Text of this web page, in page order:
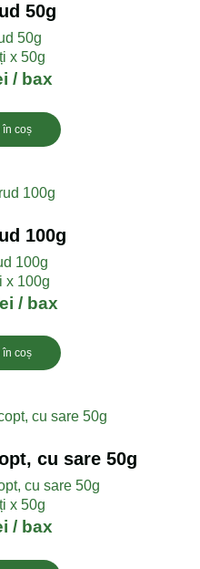
50g
50g
x 50g
/ bax
în coș
100g
100g
x 100g
/ bax
în coș
cu sare 50g
cu sare 50g
x 50g
/ bax